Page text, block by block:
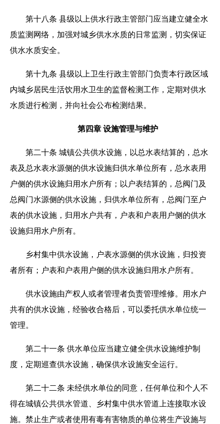
第十八条 县级以上供水行政主管部门应当建立健全水
质监测网络，加强对城乡供水水质的日常监测，切实保证
供水水质安全。
第十九条 县级以上卫生行政主管部门负责本行政区域
内城乡居民生活饮用水卫生的监督检测工作，定期对供水
水质进行检测，并向社会公布检测结果。
第四章 设施管理与维护
第二十条 城镇公共供水设施，以总水表结算的，总水
表及总水表水源侧的供水设施归供水单位所有，总水表用
户侧的供水设施归用水户所有；以户表结算的，总阀门及
总阀门水源侧的供水设施，归供水单位所有，总阀门至户
表的供水设施，归用水户共有，户表和户表用户侧的供水
设施归用水户所有。
乡村集中供水设施，户表水源侧的供水设施，归投资
者所有；户表和户表用户侧的供水设施归用水户所有。
供水设施由产权人或者管理者负责管理维修。用水户
共有的供水设施，经验收合格后，可以委托供水单位统一
管理。
第二十一条 供水单位应当建立健全供水设施维护制
度，定期巡查供水设施，确保供水设施安全运行。
第二十二条 未经供水单位的同意，任何单位和个人不
得在城镇公共供水管道、乡村集中供水管道上连接取水设
施。禁止生产或者使用有毒有害物质的单位将生产设施与